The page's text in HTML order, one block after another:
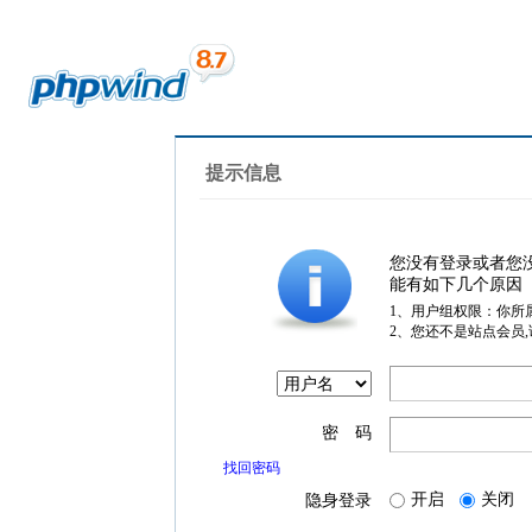
提示信息
您没有登录或者您
能有如下几个原因
1、用户组权限：你所
2、您还不是站点会员
密 码
找回密码
隐身登录 开启 关闭